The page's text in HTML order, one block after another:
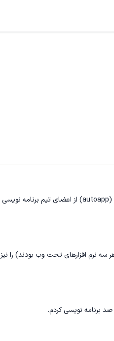
هیجان برای پیشرفت‌های بزرگتر باعث شد تا وارد شرکت پِندارا شوم. در این مدت زمان در یک پروژه بسیار بزرگ (autoapp) از اعضای تیم برنامه نویسی
(که هر سه نرم افزارهای تحت وب بودند) را نیز